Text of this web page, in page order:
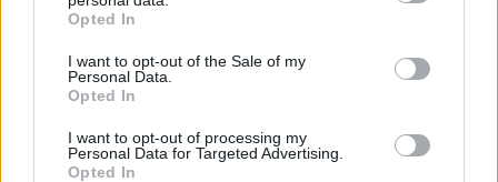
Opted In
I want to opt-out of the Sale of my
Personal Data.
Opted In
I want to opt-out of processing my
Personal Data for Targeted Advertising.
Opted In
d’une même fratrie.
L’importance de l’écoute et du
travail thérapeutique